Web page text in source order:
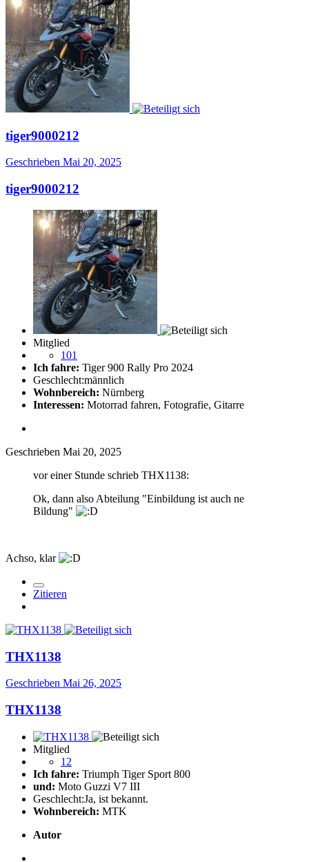
tiger9000212
Geschrieben Mai 20, 2025
tiger9000212
Mitglied
101
Ich fahre: Tiger 900 Rally Pro 2024
Geschlecht:männlich
Wohnbereich: Nürnberg
Interessen: Motorrad fahren, Fotografie, Gitarre
Geschrieben Mai 20, 2025
vor einer Stunde schrieb THX1138:
Ok, dann also Abteilung "Einbildung ist auch ne
Bildung"
Achso, klar
Zitieren
THX1138
Geschrieben Mai 26, 2025
THX1138
Mitglied
12
Ich fahre: Triumph Tiger Sport 800
und: Moto Guzzi V7 III
Geschlecht:Ja, ist bekannt.
Wohnbereich: MTK
Autor